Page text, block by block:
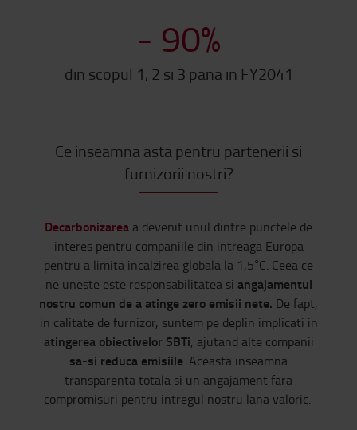
- 90%
din scopul 1, 2 si 3 pana in FY2041
Ce inseamna asta pentru partenerii si
furnizorii nostri?
Decarbonizarea a devenit unul dintre punctele de
interes pentru companiile din intreaga Europa
pentru a limita incalzirea globala la 1,5°C. Ceea ce
ne uneste este responsabilitatea si angajamentul
nostru comun de a atinge zero emisii nete. De fapt,
in calitate de furnizor, suntem pe deplin implicati in
atingerea obiectivelor SBTi, ajutand alte companii
sa-si reduca emisiile. Aceasta inseamna
transparenta totala si un angajament fara
compromisuri pentru intregul nostru lana valoric.